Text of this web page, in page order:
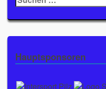
nach:
Hauptsponsoren